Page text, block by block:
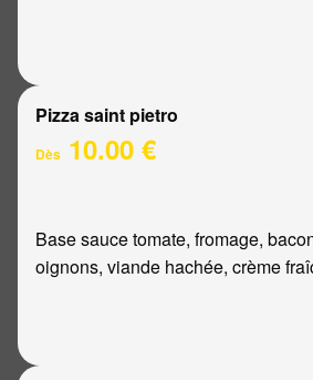
Pizza saint pietro
Dès 10.00 €
Base sauce tomate, fromage,
oignons, viande hachée, crème